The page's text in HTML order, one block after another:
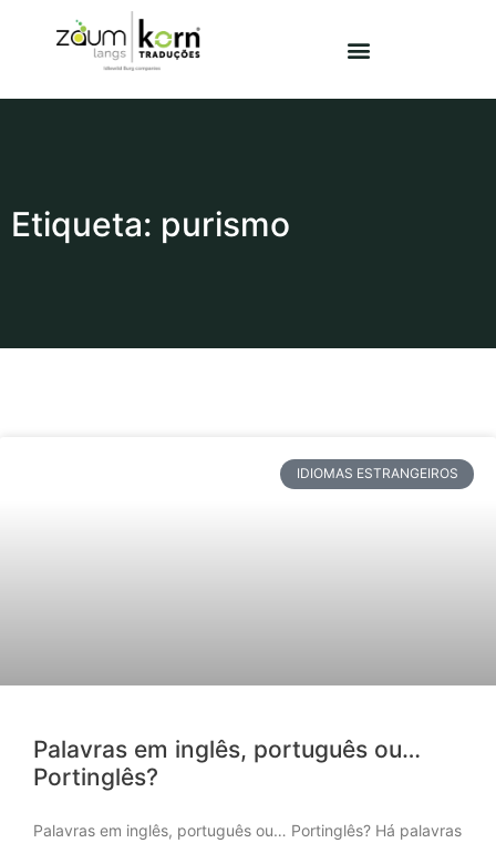
Etiqueta: purismo
IDIOMAS ESTRANGEIROS
Palavras em inglês, português ou…
Portinglês?
Palavras em inglês, português ou… Portinglês? Há palavras